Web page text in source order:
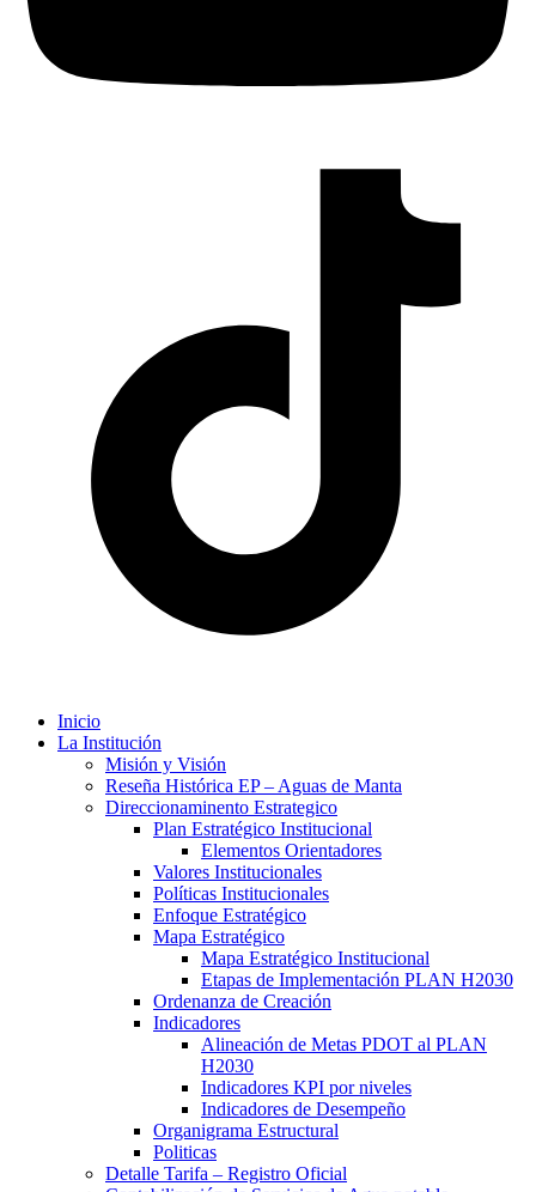
Inicio
La Institución
Misión y Visión
Reseña Histórica EP – Aguas de Manta
Direccionaminento Estrategico
Plan Estratégico Institucional
Elementos Orientadores
Valores Institucionales
Políticas Institucionales
Enfoque Estratégico
Mapa Estratégico
Mapa Estratégico Institucional
Etapas de Implementación PLAN H2030
Ordenanza de Creación
Indicadores
Alineación de Metas PDOT al PLAN
H2030
Indicadores KPI por niveles
Indicadores de Desempeño
Organigrama Estructural
Politicas
Detalle Tarifa – Registro Oficial